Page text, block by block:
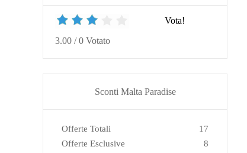
Vota!
3.00 / 0 Votato
Sconti Malta Paradise
Offerte Totali
17
Offerte Esclusive
8